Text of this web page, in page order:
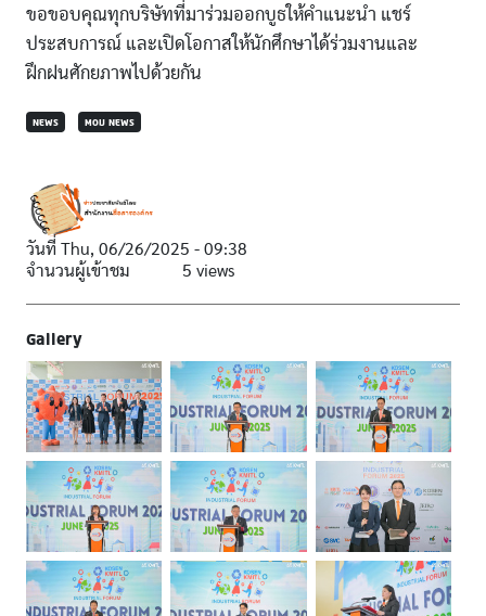
ขอขอบคุณทุกบริษัทที่มาร่วมออกบูธให้คำแนะนำ แชร์
ประสบการณ์ และเปิดโอกาสให้นักศึกษาได้ร่วมงานและ
ฝึกฝนศักยภาพไปด้วยกัน
NEWS MOU NEWS
วันที่ Thu, 06/26/2025 - 09:38
จำนวนผู้เข้าชม
5 views
Gallery